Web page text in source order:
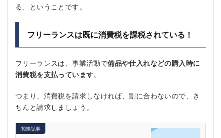
る、ということです。
フリーランスは既に消費税を課税されている！
フリーランスは、事業活動で備品や仕入れなどの購入時に
消費税を支払っています。
つまり、消費税を請求しなければ、割に合わないので、き
ちんと請求しましょう。
関連記事